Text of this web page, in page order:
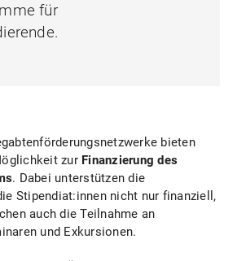
für
bieten
zur Finanzierung des
. Dabei unterstützen die
Stipendiat:innen nicht nur finanziell,
auch die Teilnahme an
und Exkursionen.